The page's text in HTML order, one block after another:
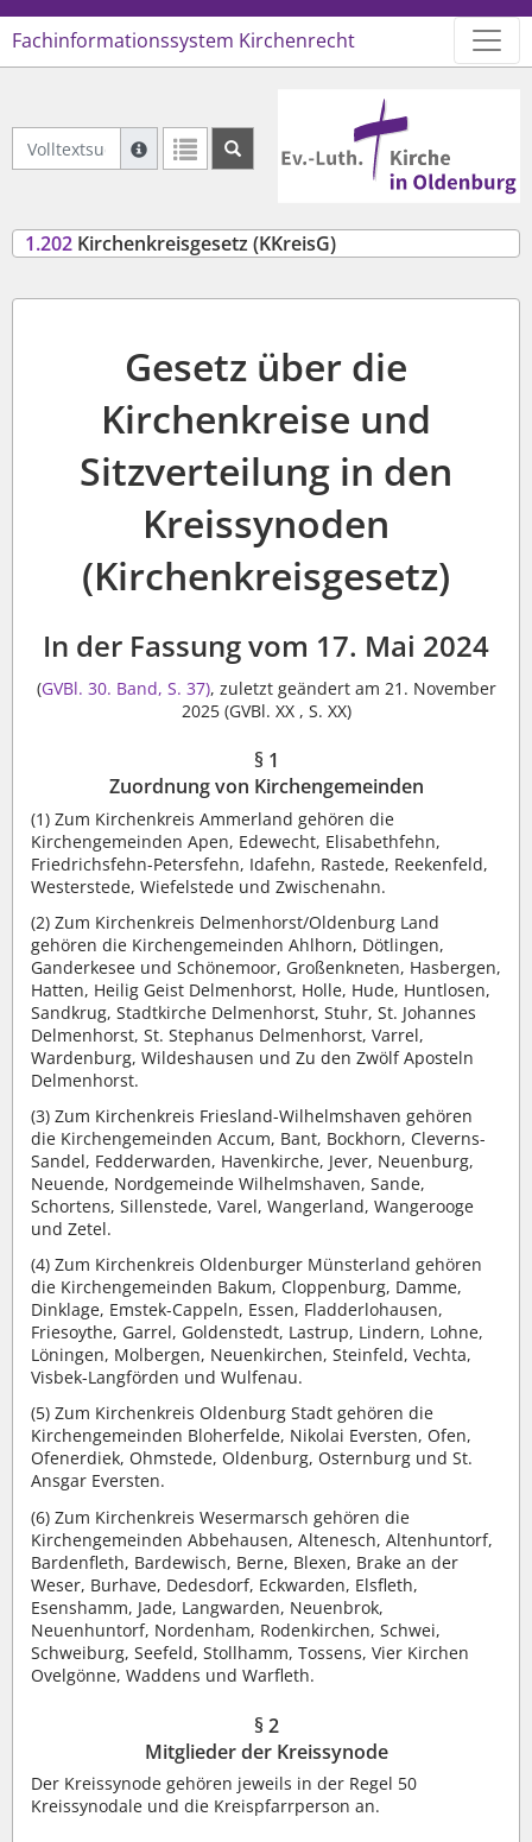
Fachinformationssystem Kirchenrecht
Volltextsuche Geltendes RechtSuche mit Platzhalter "*", Bsp. Pfarrer*, findet
Weitere Suchoperatoren finden Sie in unserer Hilfe.
Logo Ev.-Luth. Kirche in
1.202 Kirchenkreisgesetz (KKreisG)
Gesetz über die
Kirchenkreise und
Sitzverteilung in den
Kreissynoden
(Kirchenkreisgesetz)
In der Fassung vom 17. Mai 2024
(GVBl. 30. Band, S. 37), zuletzt geändert am 21. November
2025 (GVBl. XX , S. XX)
§ 1
Zuordnung von Kirchengemeinden
(1) Zum Kirchenkreis Ammerland gehören die
Kirchengemeinden Apen, Edewecht, Elisabethfehn,
Friedrichsfehn-Petersfehn, Idafehn, Rastede, Reekenfeld,
Westerstede, Wiefelstede und Zwischenahn.
(2) Zum Kirchenkreis Delmenhorst/Oldenburg Land
gehören die Kirchengemeinden Ahlhorn, Dötlingen,
Ganderkesee und Schönemoor, Großenkneten, Hasbergen,
Hatten, Heilig Geist Delmenhorst, Holle, Hude, Huntlosen,
Sandkrug, Stadtkirche Delmenhorst, Stuhr, St. Johannes
Delmenhorst, St. Stephanus Delmenhorst, Varrel,
Wardenburg, Wildeshausen und Zu den Zwölf Aposteln
Delmenhorst.
(3) Zum Kirchenkreis Friesland-Wilhelmshaven gehören
die Kirchengemeinden Accum, Bant, Bockhorn, Cleverns-
Sandel, Fedderwarden, Havenkirche, Jever, Neuenburg,
Neuende, Nordgemeinde Wilhelmshaven, Sande,
Schortens, Sillenstede, Varel, Wangerland, Wangerooge
und Zetel.
(4) Zum Kirchenkreis Oldenburger Münsterland gehören
die Kirchengemeinden Bakum, Cloppenburg, Damme,
Dinklage, Emstek-Cappeln, Essen, Fladderlohausen,
Friesoythe, Garrel, Goldenstedt, Lastrup, Lindern, Lohne,
Löningen, Molbergen, Neuenkirchen, Steinfeld, Vechta,
Visbek-Langförden und Wulfenau.
(5) Zum Kirchenkreis Oldenburg Stadt gehören die
Kirchengemeinden Bloherfelde, Nikolai Eversten, Ofen,
Ofenerdiek, Ohmstede, Oldenburg, Osternburg und St.
Ansgar Eversten.
(6) Zum Kirchenkreis Wesermarsch gehören die
Kirchengemeinden Abbehausen, Altenesch, Altenhuntorf,
Bardenfleth, Bardewisch, Berne, Blexen, Brake an der
Weser, Burhave, Dedesdorf, Eckwarden, Elsfleth,
Esenshamm, Jade, Langwarden, Neuenbrok,
Neuenhuntorf, Nordenham, Rodenkirchen, Schwei,
Schweiburg, Seefeld, Stollhamm, Tossens, Vier Kirchen
Ovelgönne, Waddens und Warfleth.
§ 2
Mitglieder der Kreissynode
Der Kreissynode gehören jeweils in der Regel 50
Kreissynodale und die Kreispfarrperson an.